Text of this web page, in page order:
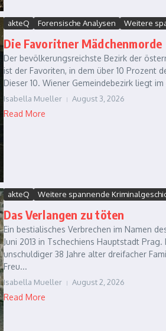
akteQ Forensische Analysen Weitere
Die Favoritner Mädchenmorde
Der bevölkerungsreichste Bezirk der
ist der Favoriten, in dem über 10 Prozent
Dieser 10. Wiener Gemeindebezirk liegt
Isabella Mueller August 3, 2026
Read More
akteQ Weitere spannende
Das Verlangen zu töten
Ein bestialisches Verbrechen im Namen
Juni 2013 in Tschechiens Hauptstadt
unschuldiger 38 Jahre alter dreifacher
Freu...
Isabella Mueller August 2, 2026
Read More